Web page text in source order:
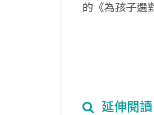
的《為孩子選
延伸閱讀